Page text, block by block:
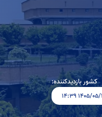
کشور بازدیدکننده: